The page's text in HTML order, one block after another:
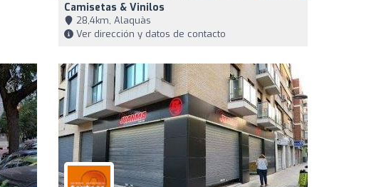
Camisetas & Vinilos
28,4km, Alaquàs
Ver dirección y datos de contacto